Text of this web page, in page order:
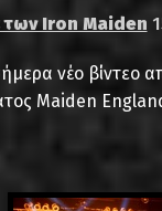
των Iron Maiden
νέο βίντεο
Maiden